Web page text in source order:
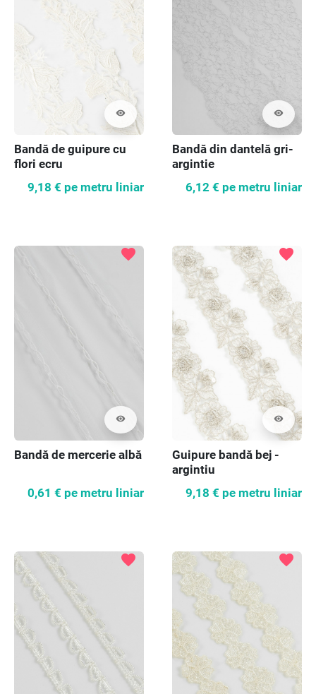
visibility
Bandă de guipure cu
flori ecru
9,18 € pe metru liniar
visibility
Bandă din dantelă gri-
argintie
6,12 € pe metru liniar
visibility
favorite
Bandă de mercerie albă
0,61 € pe metru liniar
visibility
favorite
Guipure bandă bej -
argintiu
9,18 € pe metru liniar
favorite favorite